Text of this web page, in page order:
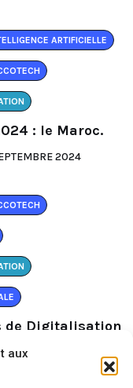
aux
ARTIFICIELLE
: le Maroc.
2024
de Digitalisation